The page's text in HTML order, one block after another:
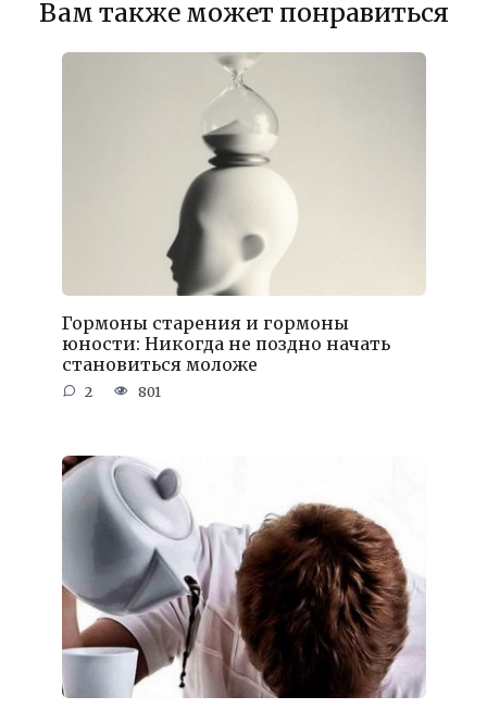
Вам также может понравиться
Гормоны старения и гормоны
юности: Никогда не поздно начать
становиться моложе
2 801